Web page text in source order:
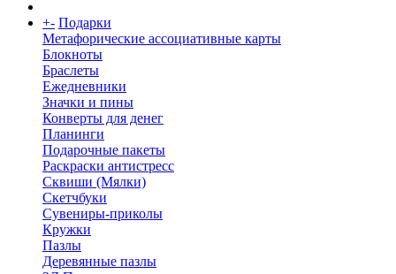
+- Подарки
Метафорические ассоциативные карты
Блокноты
Браслеты
Ежедневники
Значки и пины
Конверты для денег
Планинги
Подарочные пакеты
Раскраски антистресс
Сквиши (Мялки)
Скетчбуки
Сувениры-приколы
Кружки
Пазлы
Деревянные пазлы